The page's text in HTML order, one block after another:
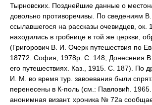
Тырновских. Позднейшие данные о
довольно противоречивы. По сведениям В.
ссылавшегося на рассказы очевидцев, ок.
находились в гробнице в той же церкви,
(Григорович В. И. Очерк путешествия по
18772. София, 1978р. С. 148; Донесения
его путешествиях. Каз., 1915. С. 187). По
И. М. во время тур. завоевания были
перенесены в К-поль (см.: Павловић.
анонимная визант. хроника № 72а